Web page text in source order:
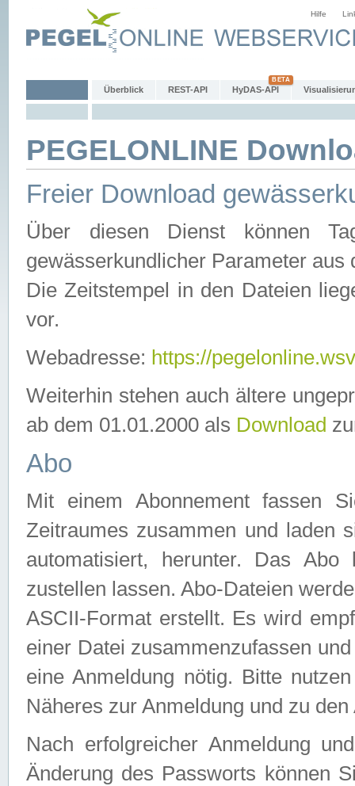
Hilfe
Überblick REST-API HyDAS-API
PEGELONLINE
Freier Download
Über diesen Dienst können
gewässerkundlicher Parameter aus
Die Zeitstempel in den Dateien
vor.
Webadresse: https://
Weiterhin stehen auch ältere
ab dem 01.01.2000 als Download
Abo
Mit einem Abonnement fassen
Zeitraumes zusammen und laden
automatisiert, herunter. Das
zustellen lassen. Abo-Dateien
ASCII-Format erstellt. Es wird
einer Datei zusammenzufassen
eine Anmeldung nötig. Bitte
Näheres zur Anmeldung und zu
Nach erfolgreicher Anmeldung
Änderung des Passworts können